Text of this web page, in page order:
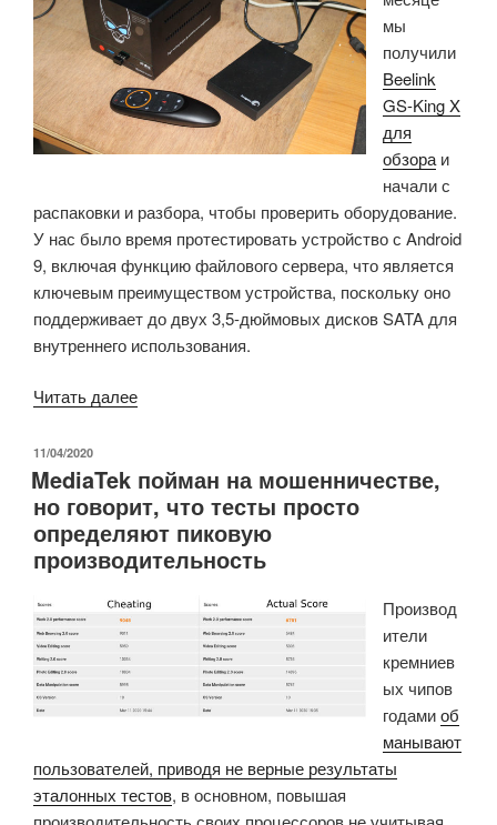
мы
получили
Beelink
GS-King X
для
обзора и
начали с
распаковки и разбора, чтобы проверить оборудование.
У нас было время протестировать устройство с Android
9, включая функцию файлового сервера, что является
ключевым преимуществом устройства, поскольку оно
поддерживает до двух 3,5-дюймовых дисков SATA для
внутреннего использования.
Читать далее«Обзор
King
X
с
Android
Воспроизведение
функции
файлового
сервера
ОПУБЛИКОВАНО
11/04/2020
MediaTek пойман на мошенничестве,
но говорит, что тесты просто
определяют пиковую
производительность
Производ
ители
кремниев
ых чипов
годамиоб
манывают
пользователей, приводя не верные результаты
эталонных тестов, в основном, повышая